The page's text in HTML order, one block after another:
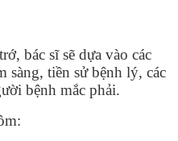
bác sĩ sẽ dựa vào các
sàng, tiền sử bệnh lý, các
bệnh mắc phải.